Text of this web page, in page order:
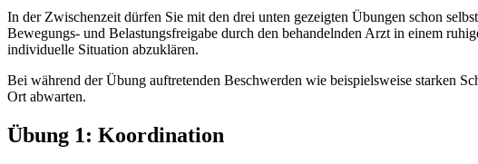
In der Zwischenzeit dürfen Sie mit den drei unten gezeigten Übungen schon
Bewegungs- und Belastungsfreigabe durch den behandelnden Arzt in einem
individuelle Situation abzuklären.
Bei während der Übung auftretenden Beschwerden wie beispielsweise starken
Ort abwarten.
Übung 1: Koordination